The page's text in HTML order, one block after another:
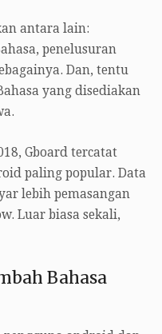
antara lain:
penelusuran
Dan, tentu
yang disediakan
Gboard tercatat
paling popular. Data
lebih pemasangan
Luar biasa sekali,
Bahasa